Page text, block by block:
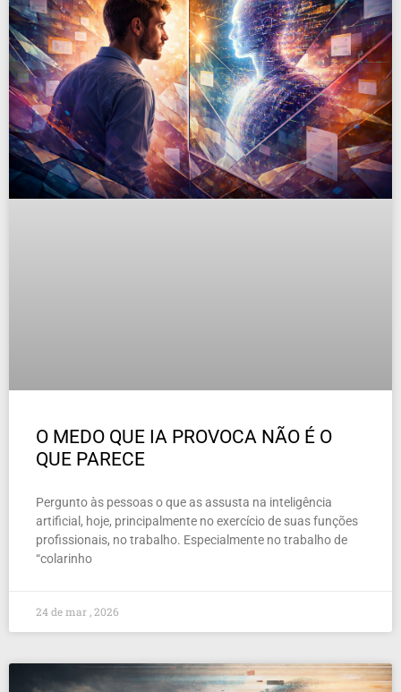
O MEDO QUE IA PROVOCA NÃO É O
QUE PARECE
Pergunto às pessoas o que as assusta na inteligência
artificial, hoje, principalmente no exercício de suas funções
profissionais, no trabalho. Especialmente no trabalho de
“colarinho
24 de mar , 2026